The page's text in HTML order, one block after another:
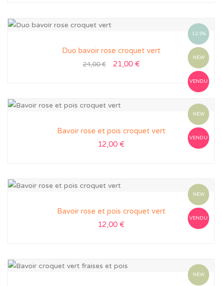
12.5%
NEW
VENDU
Duo bavoir rose croquet vert
24,00€ 21,00 €
NEW
VENDU
Bavoir rose et pois croquet vert
12,00 €
NEW
VENDU
Bavoir rose et pois croquet vert
12,00 €
NEW